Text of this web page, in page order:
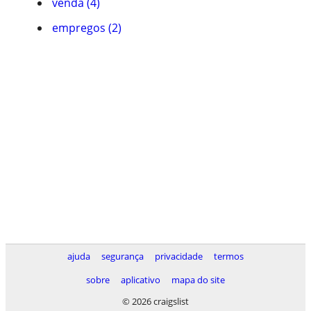
empregos (2)
ajuda segurança privacidade
termos
sobre
aplicativo
mapa do site
© 2026 craigslist